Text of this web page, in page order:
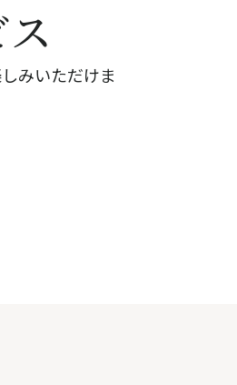
みいただけま